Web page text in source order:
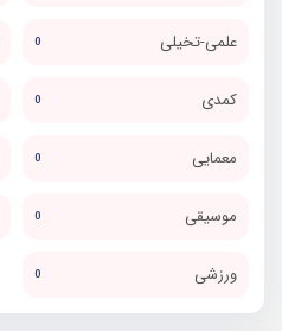
علمی-تخیلی 0
کمدی 0
معمایی 0
موسیقی 0
ورزشی 0